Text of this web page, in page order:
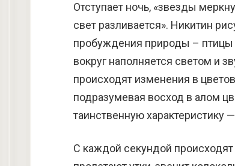
Отступает ночь, «звезды
свет разливается». Никитин
пробуждения природы – птицы
вокруг наполняется светом и
происходят изменения в
подразумевая восход в алом
таинственную характеристику
С каждой секундой